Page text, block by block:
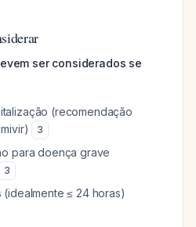
ser considerados se
(recomendação
3
para doença grave
3
(idealmente ≤ 24 horas)